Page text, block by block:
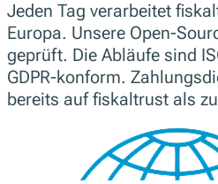
Jeden Tag verarbeitet
Europa. Unsere Open-
geprüft. Die Abläufe sind
GDPR-konform.
bereits auf fiskaltrust als